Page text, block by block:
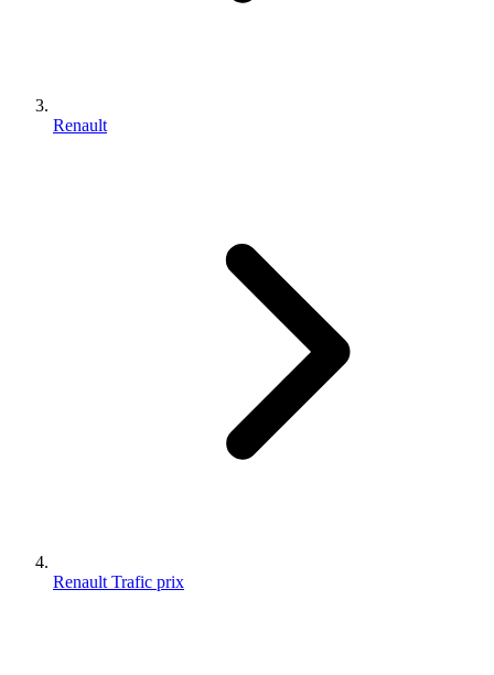
Renault
Renault Trafic prix